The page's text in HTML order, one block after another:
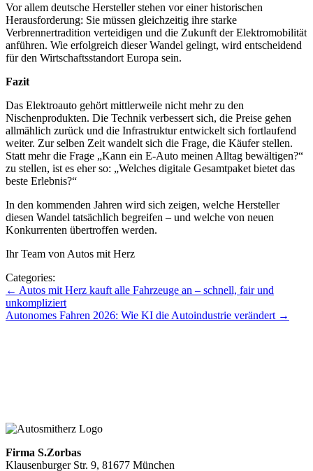
Vor allem deutsche Hersteller stehen vor einer historischen
Herausforderung: Sie müssen gleichzeitig ihre starke
Verbrennertradition verteidigen und die Zukunft der Elektromobilität
anführen. Wie erfolgreich dieser Wandel gelingt, wird entscheidend
für den Wirtschaftsstandort Europa sein.
Fazit
Das Elektroauto gehört mittlerweile nicht mehr zu den
Nischenprodukten. Die Technik verbessert sich, die Preise gehen
allmählich zurück und die Infrastruktur entwickelt sich fortlaufend
weiter. Zur selben Zeit wandelt sich die Frage, die Käufer stellen.
Statt mehr die Frage „Kann ein E‑Auto meinen Alltag bewältigen?“
zu stellen, ist es eher so: „Welches digitale Gesamtpaket bietet das
beste Erlebnis?“
In den kommenden Jahren wird sich zeigen, welche Hersteller
diesen Wandel tatsächlich begreifen – und welche von neuen
Konkurrenten übertroffen werden.
Ihr Team von Autos mit Herz
Categories:
Beitragsnavigation
← Autos mit Herz kauft alle Fahrzeuge an – schnell, fair und
unkompliziert
Autonomes Fahren 2026: Wie KI die Autoindustrie verändert →
Firma S.Zorbas
Klausenburger Str. 9, 81677 München